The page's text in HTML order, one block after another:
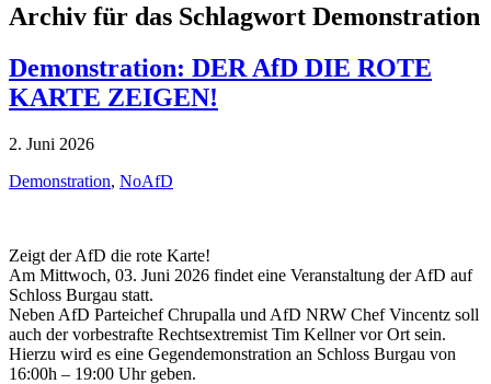
Archiv für das Schlagwort Demonstration
Demonstration: DER AfD DIE ROTE
KARTE ZEIGEN!
2. Juni 2026
Demonstration, NoAfD
Zeigt der AfD die rote Karte!
Am Mittwoch, 03. Juni 2026 findet eine Veranstaltung der AfD auf
Schloss Burgau statt.
Neben AfD Parteichef Chrupalla und AfD NRW Chef Vincentz soll
auch der vorbestrafte Rechtsextremist Tim Kellner vor Ort sein.
Hierzu wird es eine Gegendemonstration an Schloss Burgau von
16:00h – 19:00 Uhr geben.